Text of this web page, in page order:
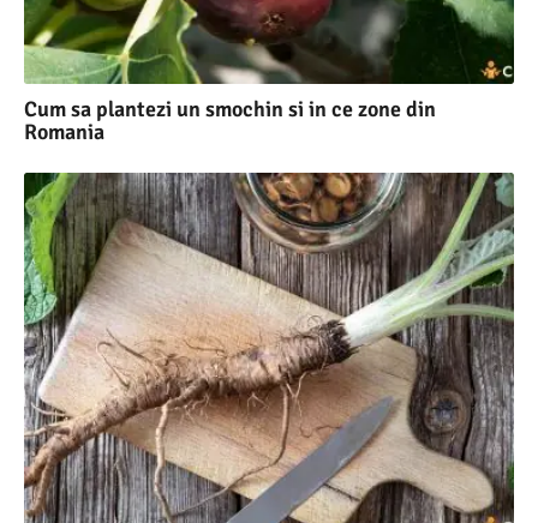
Cum sa plantezi un smochin si in ce zone din
Romania